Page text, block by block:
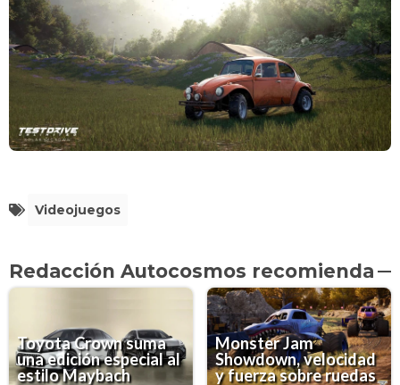
Videojuegos
Redacción Autocosmos recomienda
Toyota Crown suma
una edición especial al
estilo Maybach
Monster Jam
Showdown, velocidad
y fuerza sobre ruedas